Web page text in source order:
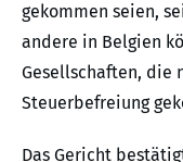
gekommen seien,
andere in Belgien
Gesellschaften, die
Steuerbefreiung
Das Gericht